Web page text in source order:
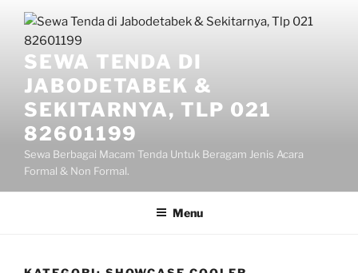
Lompat
konten
SEWA TENDA DI
JABODETABEK &
SEKITARNYA, TLP 021
82601199
Sewa Berbagai Macam Tenda Untuk Beragam Jenis Acara
Formal & Non Formal.
Menu